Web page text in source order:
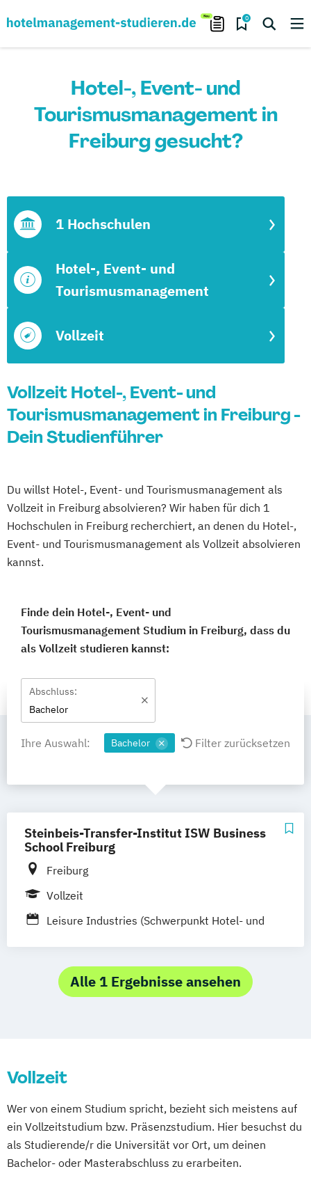
0
Hotel-, Event- und
Tourismusmanagement in
Freiburg gesucht?
Vollzeit
Hotel-, Event- und
Tourismusmanagement
1 Hochschulen
Vollzeit Hotel-, Event- und
Tourismusmanagement in Freiburg -
Dein Studienführer
Du willst Hotel-, Event- und Tourismusmanagement als
Vollzeit in Freiburg absolvieren? Wir haben für dich 1
Hochschulen in Freiburg recherchiert, an denen du Hotel-,
Event- und Tourismusmanagement als Vollzeit absolvieren
kannst.
Finde dein Hotel-, Event- und
Tourismusmanagement Studium in Freiburg, dass du
als Vollzeit studieren kannst:
Abschluss:
Bachelor
Ihre Auswahl: Bachelor Filter zurücksetzen
Steinbeis-Transfer-Institut ISW Business
School Freiburg
Freiburg
Vollzeit
Leisure Industries (Schwerpunkt Hotel- und
Alle 1 Ergebnisse ansehen
Vollzeit
Wer von einem Studium spricht, bezieht sich meistens auf
ein Vollzeitstudium bzw. Präsenzstudium. Hier besuchst du
als Studierende/r die Universität vor Ort, um deinen
Bachelor- oder Masterabschluss zu erarbeiten.